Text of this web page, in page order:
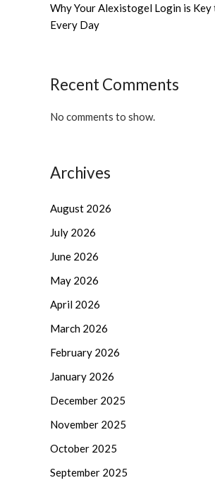
Why Your Alexistogel Login is
Every Day
Recent Comments
No comments to show.
Archives
August 2026
July 2026
June 2026
May 2026
April 2026
March 2026
February 2026
January 2026
December 2025
November 2025
October 2025
September 2025